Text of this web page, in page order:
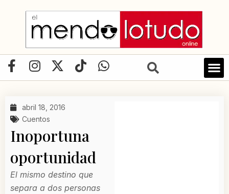
contenido
F
a
e
b
o
o
k
-
f
I
n
t
a
r
a
m
X
-
w
t
t
e
r
T
i
W
h
abril 18, 2016
Cuentos
Inoportuna
oportunidad
El mismo destino que
separa a dos personas